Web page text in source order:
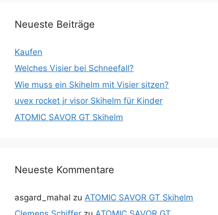
Neueste Beiträge
Kaufen
Welches Visier bei Schneefall?
Wie muss ein Skihelm mit Visier sitzen?
uvex rocket jr visor Skihelm für Kinder
ATOMIC SAVOR GT Skihelm
Neueste Kommentare
asgard_mahal zu ATOMIC SAVOR GT Skihelm